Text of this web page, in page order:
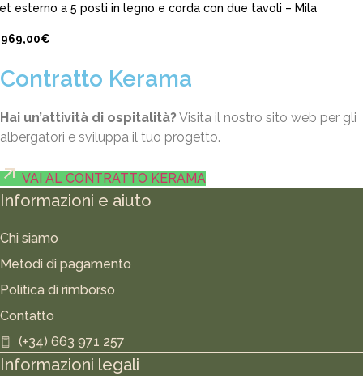
esterno a 5 posti in legno e corda con due tavoli – Mila
€
Contratto Kerama
Hai un’attività di ospitalità? Visita il nostro sito web per gli
albergatori e sviluppa il tuo progetto.
VAI AL CONTRATTO KERAMA
Informazioni e aiuto
Chi siamo
Metodi di pagamento
Politica di rimborso
Contatto
(+34) 663 971 257
Informazioni legali